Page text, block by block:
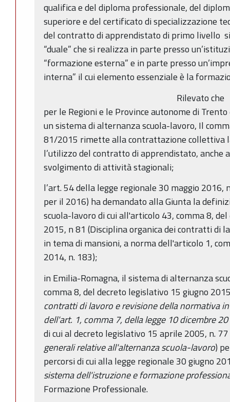
qualifica e del diploma professionale, del
superiore e del certificato di specializzazione
del contratto di apprendistato di primo livello
“duale” che si realizza in parte presso
“formazione esterna” e in parte presso
interna” il cui elemento essenziale è la
Rilevato che
per le Regioni e le Province autonome di
un sistema di alternanza scuola-lavoro, Il
81/2015 rimette alla contrattazione collettiva
l’utilizzo del contratto di apprendistato, anche
svolgimento di attività stagionali;
l’art. 54 della legge regionale 30 maggio 2016,
per il 2016) ha demandato alla Giunta la
scuola-lavoro di cui all'articolo 43, comma 8,
2015, n 81 (Disciplina organica dei contratti di
in tema di mansioni, a norma dell'articolo 1,
2014, n. 183);
in Emilia-Romagna, il sistema di alternanza
comma 8, del decreto legislativo 15 giugno
contratti di lavoro e revisione della normativa
dell'art. 1, comma 7, della legge 10 dicembre
di cui al decreto legislativo 15 aprile 2005, n. 77
generali relative all'alternanza scuola-lavoro)
percorsi di cui alla legge regionale 30 giugno
sistema dell'istruzione e formazione
Formazione Professionale.